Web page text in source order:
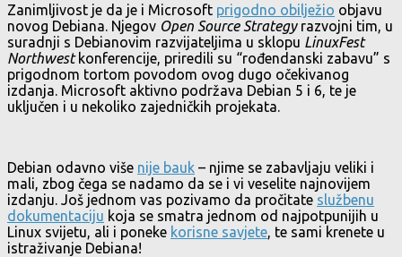
Zanimljivost je da je i Microsoft prigodno obilježio objavu
novog Debiana. Njegov Open Source Strategyrazvojni tim, u
suradnji s Debianovim razvijateljima u sklopu LinuxFest
Northwestkonferencije, priredili su “rođendanski zabavu” s
prigodnom tortom povodom ovog dugo očekivanog
izdanja. Microsoft aktivno podržava Debian 5 i 6, te je
uključen i u nekoliko zajedničkih projekata.
Debian odavno više nije bauk – njime se zabavljaju veliki i
mali, zbog čega se nadamo da se i vi veselite najnovijem
izdanju. Još jednom vas pozivamo da pročitate službenu
dokumentaciju koja se smatra jednom od najpotpunijih u
Linux svijetu, ali i poneke korisne savjete, te sami krenete u
istraživanje Debiana!